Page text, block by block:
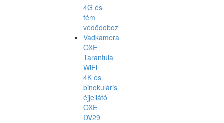
4G és
fém
védődoboz
Vadkamera
OXE
Tarantula
WiFi
4K és
binokuláris
éjjellátó
OXE
DV29